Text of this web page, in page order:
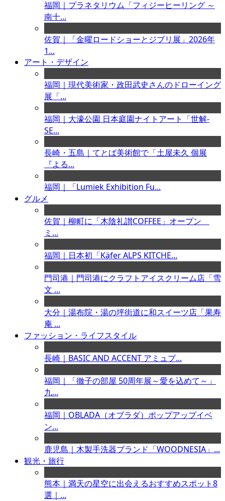
福岡｜プラネタリウム「フィジーヒーリング ～
南十...
佐賀｜「金曜ロードショーとジブリ展」2026年
1...
アート・デザイン
福岡｜現代美術家・政田武史さんのドローイング
展「...
福岡｜大濠公園 日本庭園ナイトアート「世解-
SE...
長崎・五島｜てとば美術館で「土屋未久 個展
『よる...
福岡｜「Lumiek Exhibition Fu...
グルメ
佐賀｜柳町に「木陰礼讃COFFEE」オープン
ミ...
福岡｜日本初「Käfer ALPS KITCHE...
門司港｜門司港にクラフトアイスクリーム店「雪
文 ...
大分｜湯布院・湯の坪街道に和スイーツ店「果寿
庵 ...
ファッション・ライフスタイル
長崎｜BASIC AND ACCENT アミュプ...
福岡｜「徹子の部屋 50周年展～愛を込めて～」
九...
福岡｜OBLADA（オブラダ）ポップアップイベ
ン...
鹿児島｜木製手洗器ブランド「WOODNESIA」...
観光・旅行
熊本｜満天の星空に出会えるおすすめスポット8
選｜...